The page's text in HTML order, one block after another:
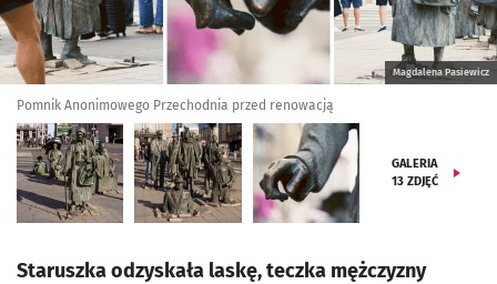
Magdalena Pasiewicz
Pomnik Anonimowego Przechodnia przed renowacją
GALERIA
13 ZDJĘĆ
Staruszka odzyskała laskę, teczka mężczyzny